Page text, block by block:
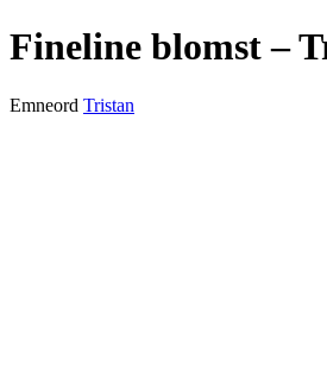
Fineline blomst –
Emneord Tristan